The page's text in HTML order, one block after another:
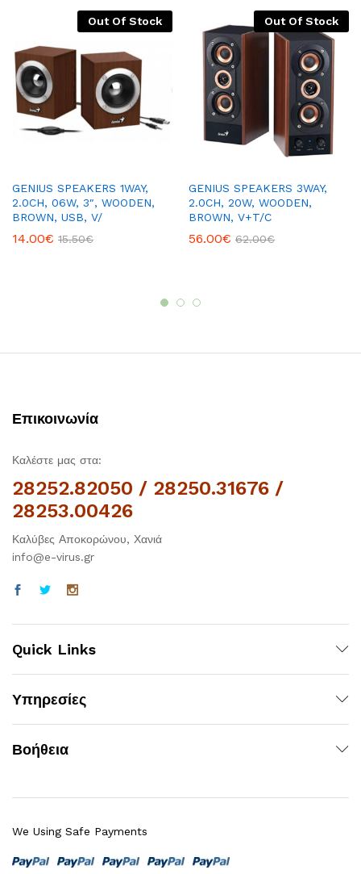
Out Of Stock
GENIUS SPEAKERS 1WAY,
2.0CH, 06W, 3″, WOODEN,
BROWN, USB, V/
14.00€ 15.50€
Out Of Stock
GENIUS SPEAKERS 3WAY,
2.0CH, 20W, WOODEN,
BROWN, V+T/C
56.00€ 62.00€
Επικοινωνία
Καλέστε μας στα:
28252.82050 / 28250.31676 /
28253.00426
Καλύβες Αποκορώνου, Χανιά
info@e-virus.gr
Quick Links
Υπηρεσίες
Βοήθεια
We Using Safe Payments